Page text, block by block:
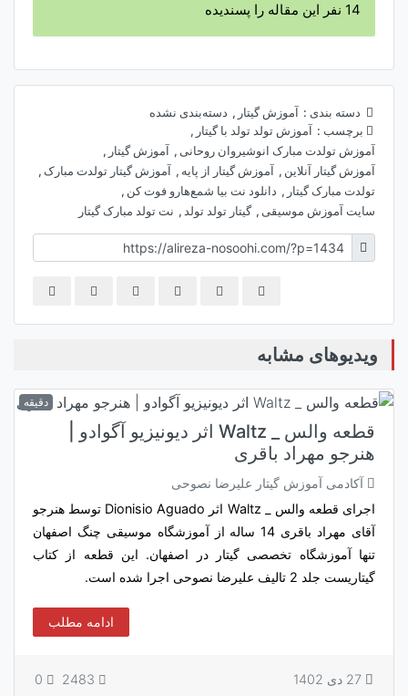
14 نفر این مقاله را پسندیده
دسته بندی : آموزش گیتار , دسته‌بندی نشده
برچسب : آموزش تولد تولد با گیتار ,
آموزش تولدت مبارک انوشیروان روحانی , آموزش گیتار ,
آموزش گیتار آنلاین , آموزش گیتار از پایه , آموزش گیتار تولدت مبارک ,
تولدت مبارک گیتار , دانلود نت بیا شمع‌هارو فوت کن ,
سایت آموزش موسیقی , گیتار تولد تولد , نت تولد مبارک گیتار
ویدیوهای مشابه
دقیقه
قطعه والس _ Waltz اثر دیونیزیو آگوادو |
هنرجو مهراد باقری
آکادمی آموزش گیتار علیرضا نصوحی
اجرای قطعه والس _ Waltz اثر Dionisio Aguado توسط هنرجو
آقای مهراد باقری 14 ساله از آموزشگاه موسیقی چنگ اصفهان
تنها آموزشگاه تخصصی گیتار در اصفهان. این قطعه از کتاب
گیتاریست جلد 2 تالیف علیرضا نصوحی اجرا شده است.
ادامه مطلب